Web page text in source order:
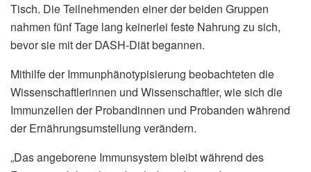
Tisch. Die Teilnehmenden einer der beiden Gruppen
nahmen fünf Tage lang keinerlei feste Nahrung zu sich,
bevor sie mit der DASH-Diät begannen.
Mithilfe der Immunphänotypisierung beobachteten die
Wissenschaftlerinnen und Wissenschaftler, wie sich die
Immunzellen der Probandinnen und Probanden während
der Ernährungsumstellung verändern.
„Das angeborene Immunsystem bleibt während des